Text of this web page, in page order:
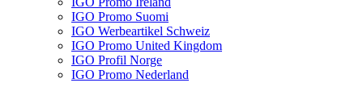
IGO Promo Suomi
IGO Werbeartikel Schweiz
IGO Promo United Kingdom
IGO Profil Norge
IGO Promo Nederland